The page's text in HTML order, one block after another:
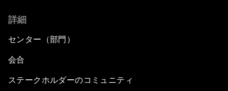
詳細
センター（部門）
会合
ステークホルダーのコミュニティ